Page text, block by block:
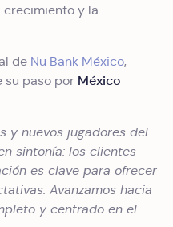
crecimiento y la
de Nu Bank México,
su paso por México
y nuevos jugadores del
sintonía: los clientes
es clave para ofrecer
Avanzamos hacia
y centrado en el